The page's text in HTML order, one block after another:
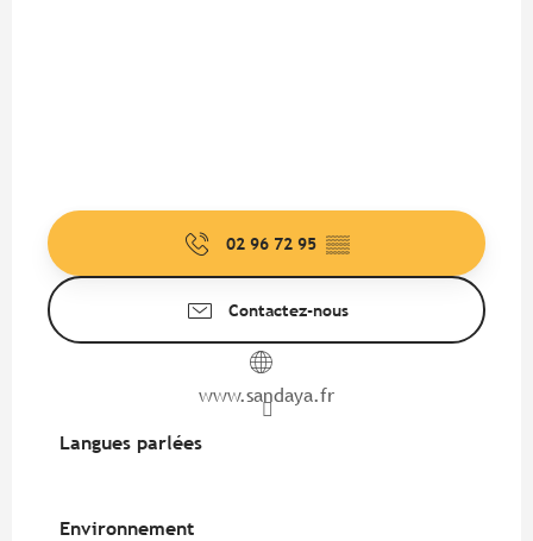
02 96 72 95 ▒▒
Contactez-nous
www.sandaya.fr
Langues parlées
Langues parlées
Environnement
Environnement